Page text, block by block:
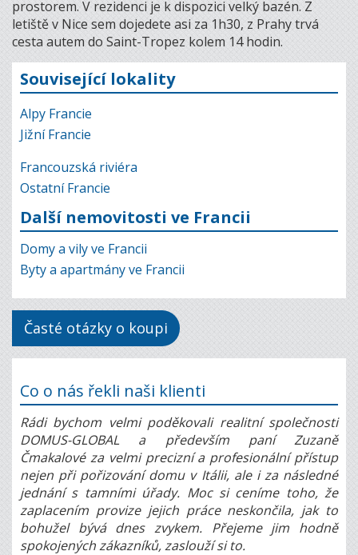
prostorem. V rezidenci je k dispozici velký bazén. Z
letiště v Nice sem dojedete asi za 1h30, z Prahy trvá
cesta autem do Saint-Tropez kolem 14 hodin.
Související lokality
Alpy Francie
Jižní Francie
Francouzská riviéra
Ostatní Francie
Další nemovitosti ve Francii
Domy a vily ve Francii
Byty a apartmány ve Francii
Časté otázky o koupi
Co o nás řekli naši klienti
Rádi bychom velmi poděkovali realitní společnosti
DOMUS-GLOBAL a především paní Zuzaně
Čmakalové za velmi precizní a profesionální přístup
nejen při pořizování domu v Itálii, ale i za následné
jednání s tamními úřady. Moc si ceníme toho, že
zaplacením provize jejich práce neskončila, jak to
bohužel bývá dnes zvykem. Přejeme jim hodně
spokojených zákazníků, zaslouží si to.